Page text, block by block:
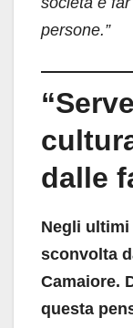
persone.”
dalle
Negli ultimi
sconvolta
Camaiore.
questa